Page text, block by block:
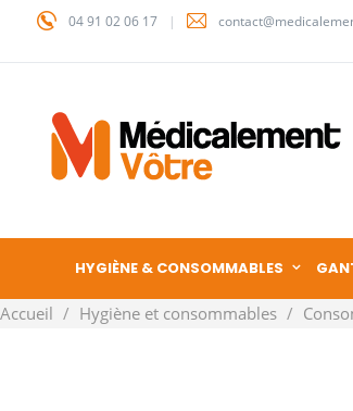
04 91 02 06 17
HYGIÈNE & CONSOMMABLES
Accueil Hygiène et consommables